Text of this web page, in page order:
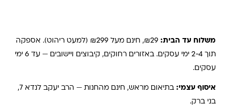
משלוח עד הבית: ₪29, חינם מעל ₪299 (למעט ריהוט). אספקה
תוך 2-4 ימי עסקים. באזורים רחוקים, קיבוצים ויישובים — עד 6 ימי
עסקים.
איסוף עצמי: בתיאום מראש, חינם מהחנות — הרב יעקב לנדא 7,
בני ברק.